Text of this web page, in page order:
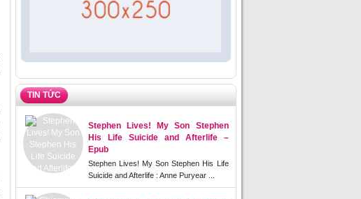
TIN TỨC
Stephen Lives! My Son Stephen
His Life Suicide and Afterlife –
Epub
Stephen Lives! My Son Stephen His Life
Suicide and Afterlife : Anne Puryear ...